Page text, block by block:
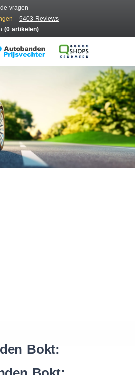
vragen
5403 Reviews
(0 artikelen)
banden online
bij jou in de buurt
Merken:
Bokt: